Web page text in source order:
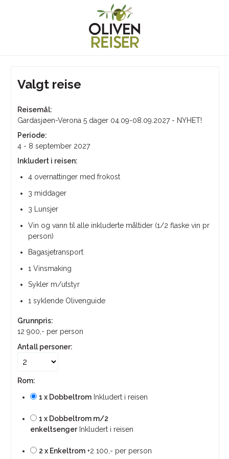
Valgt reise
Reisemål:
Gardasjøen-Verona 5 dager 04.09-08.09.2027 - NYHET!
Periode:
4 - 8 september 2027
Inkludert i reisen:
4 overnattinger med frokost
3 middager
3 Lunsjer
Vin og vann til alle inkluderte måltider (1/2 flaske vin pr
person)
Bagasjetransport
1 Vinsmaking
Sykler m/utstyr
1 syklende Olivenguide
Grunnpris:
12 900,- per person
Antall personer:
Rom:
1 x Dobbeltrom Inkludert i reisen
1 x Dobbeltrom m/2
enkeltsenger Inkludert i reisen
2 x Enkeltrom +2 100,- per person